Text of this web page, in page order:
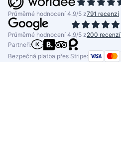
Průměrné hodnocení 4.9/5 z791 recenzí
Průměrné hodnocení 4.9/5 z200 recenzí
Partneři:
Bezpečná platba přes Stripe: